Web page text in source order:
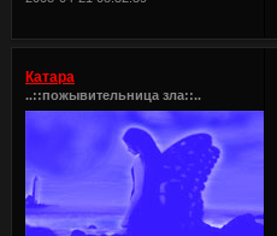
Катара
..::пожывительница зла::..